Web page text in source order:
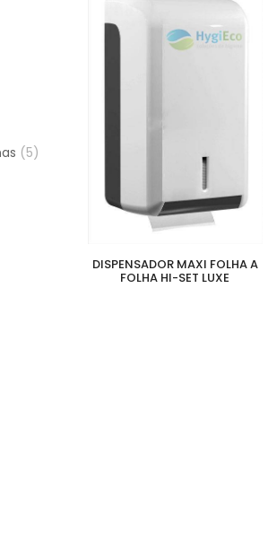
(5)
DISPENSADOR MAXI FOLHA A
FOLHA HI-SET LUXE